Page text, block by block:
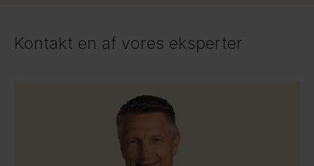
Kontakt en af vores eksperter